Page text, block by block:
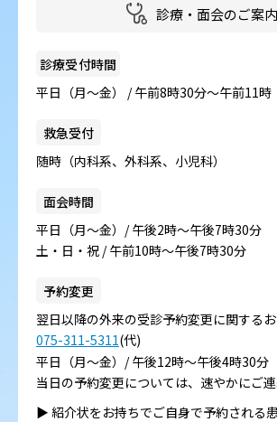
診療・面会のご案内
診療受付時間
平日（月～金） / 午前8時30分～午前11時
救急受付
随時（内科系、外科系、小児科）
面会時間
平日（月～金）/ 午後2時～午後7時30分
土・日・祝 / 午前10時～午後7時30分
予約変更
翌日以降の外来の受診予約変更に関する
075-311-5311(代)
平日（月～金）/ 午後12時～午後4時30分
当日の予約変更については、速やかにご連
▶︎ 紹介状をお持ちでご自身で予約される